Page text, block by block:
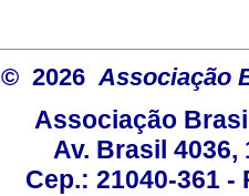
© 2026Associação
Associação
Av. Brasil 4036,
Cep.: 21040-361